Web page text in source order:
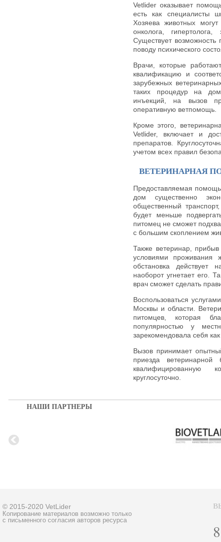
Vetlider оказывает
есть как специалисты
Хозяева животных могут
онколога,
Существует возможность
поводу психического
Врачи, которые
квалификацию и
зарубежных
таких процедур на
инъекций, на вызов
оперативную ветпомощь.
Кроме этого,
Vetlider, включает и
препаратов.
учетом всех правил
ВЕТЕРИНАРНАЯ
Предоставляемая
дом существенно
общественный
будет меньше
питомец не сможет
с большим скоплением
Также ветеринар,
условиями проживания
обстановка действует
наоборот угнетает его.
врач сможет сделать
Воспользоваться
Москвы и области.
питомцев, которая
популярностью у
зарекомендовала себя
Вызов принимает
приезда
квалифицированную
круглосуточно.
НАШИ ПАРТНЕРЫ
© 2015-2020 VetLider
Копирование материалов возможно только
с письменного согласия авторов ресурса